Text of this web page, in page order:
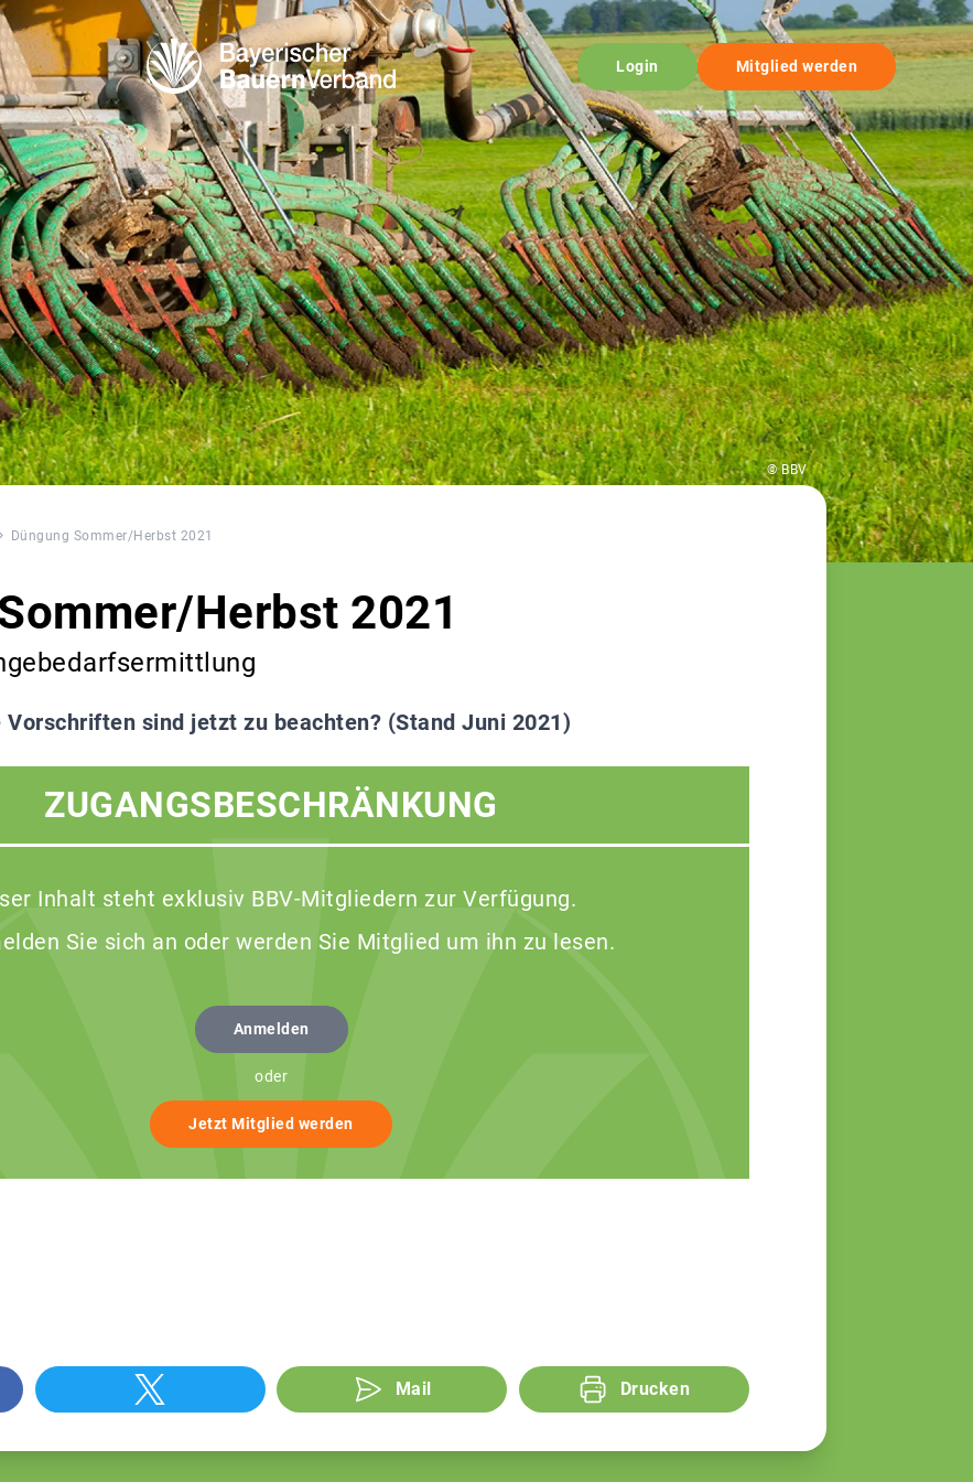
Login Mitglied werden
© BBV
Düngung Sommer/Herbst 2021
Herbst 2021
Vorschriften sind jetzt zu beachten? (Stand Juni 2021)
ZUGANGSBESCHRÄNKUNG
Inhalt steht exklusiv BBV-Mitgliedern zur Verfügung.
Sie sich an oder werden Sie Mitglied um ihn zu lesen.
Anmelden
oder
Jetzt Mitglied werden
Mail Drucken